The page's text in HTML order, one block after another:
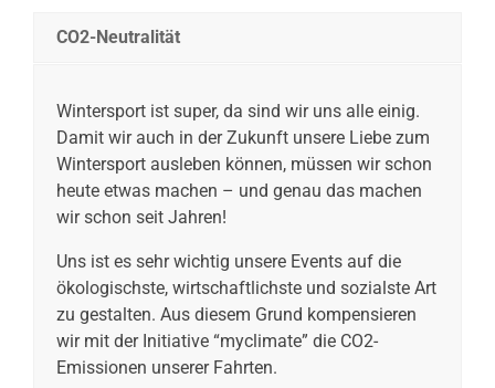
CO2-Neutralität
Wintersport ist super, da sind wir uns alle einig.
Damit wir auch in der Zukunft unsere Liebe zum
Wintersport ausleben können, müssen wir schon
heute etwas machen – und genau das machen
wir schon seit Jahren!
Uns ist es sehr wichtig unsere Events auf die
ökologischste, wirtschaftlichste und sozialste Art
zu gestalten. Aus diesem Grund kompensieren
wir mit der Initiative “myclimate” die CO2-
Emissionen unserer Fahrten.